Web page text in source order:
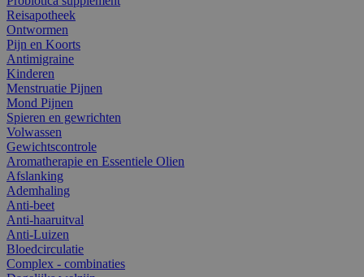
Reisapotheek
Ontwormen
Pijn en Koorts
Antimigraine
Kinderen
Menstruatie Pijnen
Mond Pijnen
Spieren en gewrichten
Volwassen
Gewichtscontrole
Aromatherapie en Essentiele Olien
Afslanking
Ademhaling
Anti-beet
Anti-haaruitval
Anti-Luizen
Bloedcirculatie
Complex - combinaties